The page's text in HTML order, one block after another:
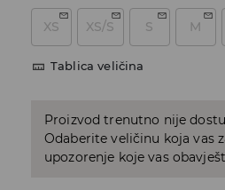
XS XS/S S M
Tablica veličina
Proizvod trenutno nije
Odaberite veličinu koja vas
upozorenje koje vas